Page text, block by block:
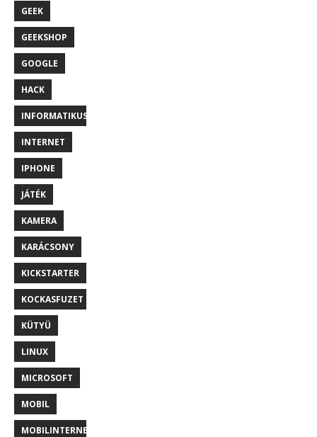
GEEK
GEEKSHOP
GOOGLE
HACK
INFORMATIKUS
INTERNET
IPHONE
JÁTÉK
KAMERA
KARÁCSONY
KICKSTARTER
KOCKASFUZET
KÜTYÜ
LINUX
MICROSOFT
MOBIL
MOBILINTERNET